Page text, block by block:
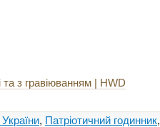
з гравіюванням | HWD
, Патріотичний годинник,